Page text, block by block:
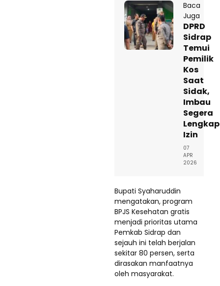
Baca
Juga
DPRD
Sidrap
Temui
Pemilik
Kos
Saat
Sidak,
Imbau
Segera
Izin
07
APR
2026
Bupati Syaharuddin
mengatakan, program
BPJS Kesehatan gratis
menjadi prioritas utama
Pemkab Sidrap dan
sejauh ini telah berjalan
sekitar 80 persen, serta
dirasakan manfaatnya
oleh masyarakat.